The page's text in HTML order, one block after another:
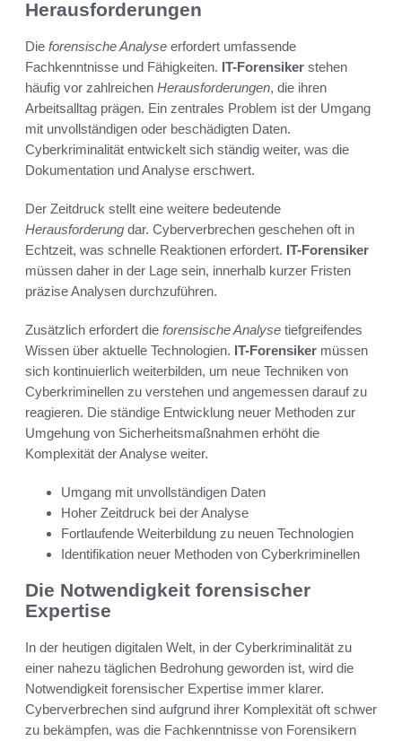
Herausforderungen
Die forensische Analyse erfordert umfassende
Fachkenntnisse und Fähigkeiten. IT-Forensiker stehen
häufig vor zahlreichen Herausforderungen, die ihren
Arbeitsalltag prägen. Ein zentrales Problem ist der Umgang
mit unvollständigen oder beschädigten Daten.
Cyberkriminalität entwickelt sich ständig weiter, was die
Dokumentation und Analyse erschwert.
Der Zeitdruck stellt eine weitere bedeutende
Herausforderung dar. Cyberverbrechen geschehen oft in
Echtzeit, was schnelle Reaktionen erfordert. IT-Forensiker
müssen daher in der Lage sein, innerhalb kurzer Fristen
präzise Analysen durchzuführen.
Zusätzlich erfordert die forensische Analyse tiefgreifendes
Wissen über aktuelle Technologien. IT-Forensiker müssen
sich kontinuierlich weiterbilden, um neue Techniken von
Cyberkriminellen zu verstehen und angemessen darauf zu
reagieren. Die ständige Entwicklung neuer Methoden zur
Umgehung von Sicherheitsmaßnahmen erhöht die
Komplexität der Analyse weiter.
Umgang mit unvollständigen Daten
Hoher Zeitdruck bei der Analyse
Fortlaufende Weiterbildung zu neuen Technologien
Identifikation neuer Methoden von Cyberkriminellen
Die Notwendigkeit forensischer
Expertise
In der heutigen digitalen Welt, in der Cyberkriminalität zu
einer nahezu täglichen Bedrohung geworden ist, wird die
Notwendigkeit forensischer Expertise immer klarer.
Cyberverbrechen sind aufgrund ihrer Komplexität oft schwer
zu bekämpfen, was die Fachkenntnisse von Forensikern